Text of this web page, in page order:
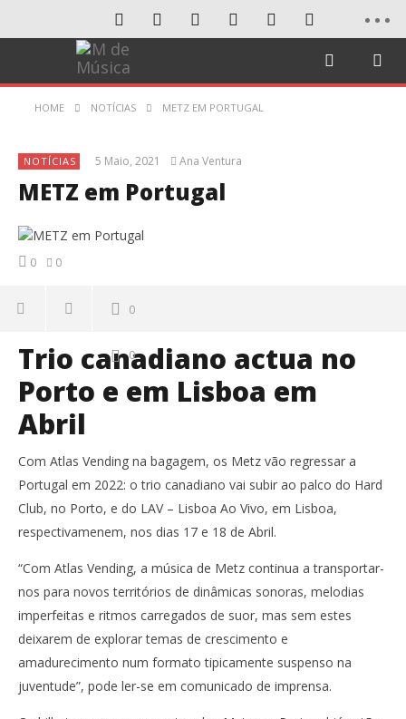
HOME NOTÍCIAS METZ EM PORTUGAL
NOTÍCIAS 5 Maio, 2021 Ana Ventura
METZ em Portugal
0 0
0
0
Trio canadiano actua no
Porto e em Lisboa em
Abril
Com Atlas Vending na bagagem, os Metz vão regressar a
Portugal em 2022: o trio canadiano vai subir ao palco do Hard
Club, no Porto, e do LAV – Lisboa Ao Vivo, em Lisboa,
respectivamenem, nos dias 17 e 18 de Abril.
“Com Atlas Vending, a música de Metz continua a transportar-
nos para novos territórios de dinâmicas sonoras, melodias
imperfeitas e ritmos carregados de suor, mas sem estes
deixarem de explorar temas de crescimento e
amadurecimento num formato tipicamente suspenso na
juventude”, pode ler-se em comunicado de imprensa.